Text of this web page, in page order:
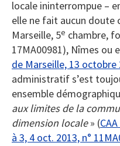
locale ininterrompue –
elle ne fait aucun doute
Marseille, 5e chambre,
17MA00981), Nîmes ou
de Marseille, 13 octobre
administratif s’est
ensemble
aux limites de la
dimension locale» (
à 3, 4 oct. 2013, n°